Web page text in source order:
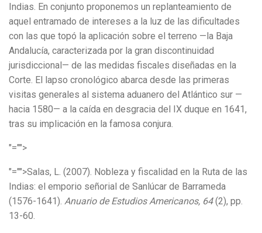
Indias. En conjunto proponemos un replanteamiento de
aquel entramado de intereses a la luz de las dificultades
con las que topó la aplicación sobre el terreno —la Baja
Andalucía, caracterizada por la gran discontinuidad
jurisdiccional— de las medidas fiscales diseñadas en la
Corte. El lapso cronológico abarca desde las primeras
visitas generales al sistema aduanero del Atlántico sur —
hacia 1580— a la caída en desgracia del IX duque en 1641,
tras su implicación en la famosa conjura.
"="">
"="">Salas, L. (2007). Nobleza y fiscalidad en la Ruta de las
Indias: el emporio señorial de Sanlúcar de Barrameda
(1576-1641). Anuario de Estudios Americanos, 64(2), pp.
13-60.